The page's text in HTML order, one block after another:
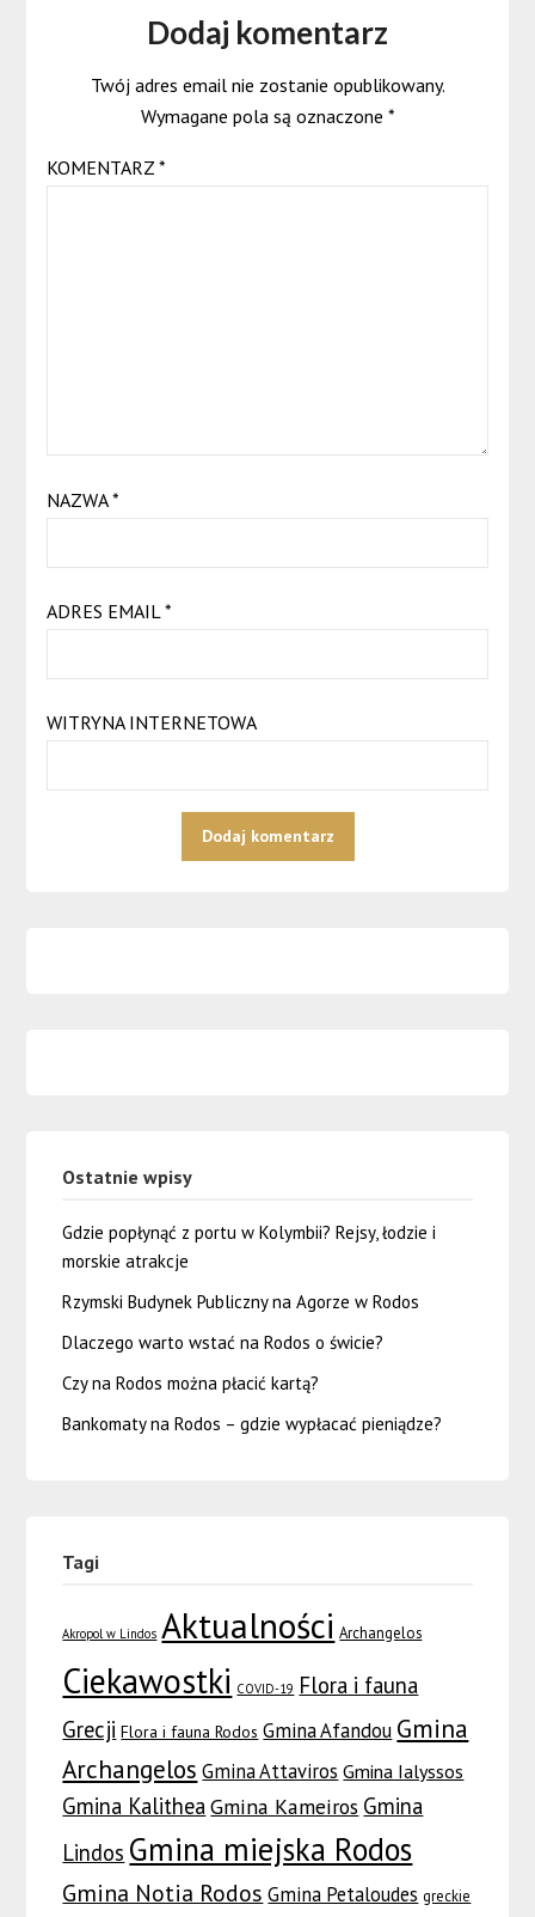
Dodaj komentarz
Twój adres email nie zostanie opublikowany.
Wymagane pola są oznaczone *
KOMENTARZ *
NAZWA*
ADRES EMAIL*
WITRYNA INTERNETOWA
Ostatnie wpisy
Gdzie popłynąć z portu w Kolymbii? Rejsy, łodzie i
morskie atrakcje
Rzymski Budynek Publiczny na Agorze w Rodos
Dlaczego warto wstać na Rodos o świcie?
Czy na Rodos można płacić kartą?
Bankomaty na Rodos – gdzie wypłacać pieniądze?
Tagi
Akropol w Lindos Aktualności Archangelos
Ciekawostki COVID-19 Flora i fauna
Grecji Flora i fauna Rodos Gmina Afandou Gmina
Archangelos Gmina Attaviros Gmina Ialyssos
Gmina KalitheaGmina Kameiros Gmina
Lindos Gmina miejska Rodos
Gmina Notia Rodos Gmina Petaloudes greckie